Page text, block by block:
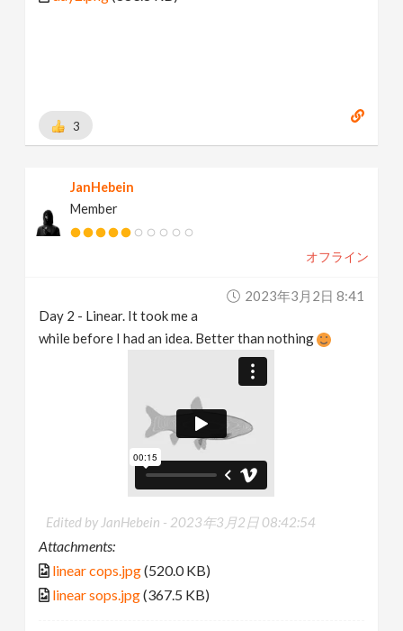
3
JanHebein
Member
オフライン
2023年3月2日 8:41
Day 2 - Linear. It took me a
while before I had an idea. Better than nothing
Edited by JanHebein - 2023年3月2日 08:42:54
Attachments:
linear cops.jpg(520.0 KB)
linear sops.jpg(367.5 KB)